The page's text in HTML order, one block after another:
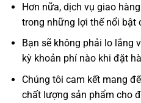
Hơn nữa, dịch vụ giao
trong những lợi thế nổi bật
Bạn sẽ không phải lo lắng
kỳ khoản phí nào khi đặt
Chúng tôi cam kết mang
chất lượng sản phẩm cho